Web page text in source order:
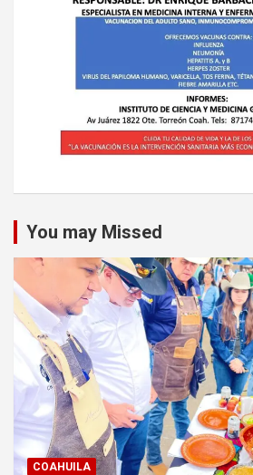
You may Missed
COAHUILA